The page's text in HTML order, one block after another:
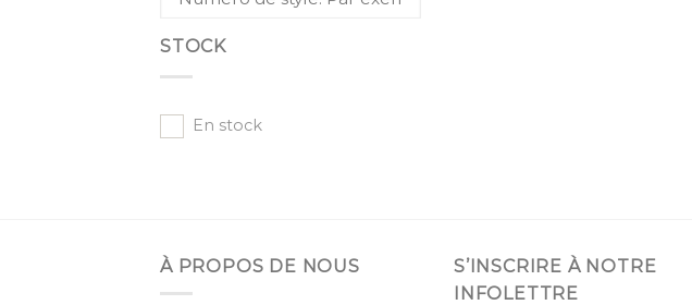
STOCK
En stock
À PROPOS DE NOUS
S’INSCRIRE À NOTRE
INFOLETTRE